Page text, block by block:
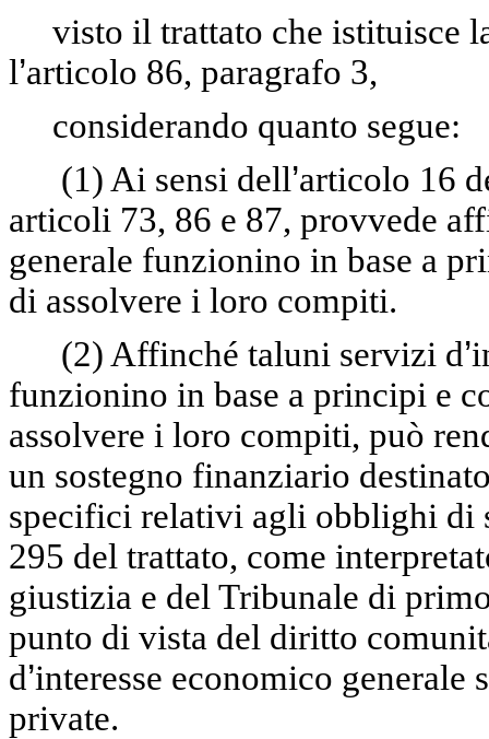
visto il trattato che istituisce
l’articolo 86, paragrafo 3,
considerando quanto segue:
(1) Ai sensi dell’articolo 16
articoli 73, 86 e 87, provvede
generale funzionino in base a
di assolvere i loro compiti.
(2) Affinché taluni servizi d’
funzionino in base a principi e
assolvere i loro compiti, può
un sostegno finanziario
specifici relativi agli obblighi di
295 del trattato, come
giustizia e del Tribunale di
punto di vista del diritto
d’interesse economico
private.